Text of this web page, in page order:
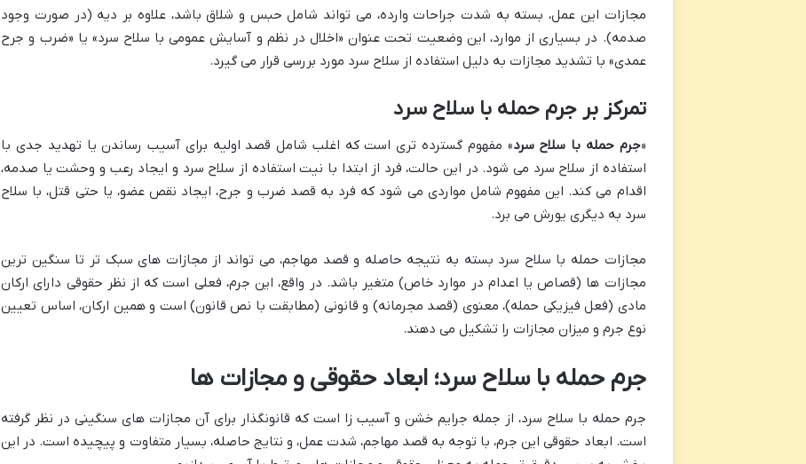
مجازات این عمل، بسته به شدت جراحات وارده، می تواند شامل حبس و شلاق باشد، علاوه بر دیه (در صورت وجود
صدمه). در بسیاری از موارد، این وضعیت تحت عنوان «اخلال در نظم و آسایش عمومی با سلاح سرد» یا «ضرب و جرح
عمدی» با تشدید مجازات به دلیل استفاده از سلاح سرد مورد بررسی قرار می گیرد.
تمرکز بر جرم حمله با سلاح سرد
«جرم حمله با سلاح سرد» مفهوم گسترده تری است که اغلب شامل قصد اولیه برای آسیب رساندن یا تهدید جدی با
استفاده از سلاح سرد می شود. در این حالت، فرد از ابتدا با نیت استفاده از سلاح سرد و ایجاد رعب و وحشت یا صدمه،
اقدام می کند. این مفهوم شامل مواردی می شود که فرد به قصد ضرب و جرح، ایجاد نقص عضو، یا حتی قتل، با سلاح
سرد به دیگری یورش می برد.
مجازات حمله با سلاح سرد بسته به نتیجه حاصله و قصد مهاجم، می تواند از مجازات های سبک تر تا سنگین ترین
مجازات ها (قصاص یا اعدام در موارد خاص) متغیر باشد. در واقع، این جرم، فعلی است که از نظر حقوقی دارای ارکان
مادی (فعل فیزیکی حمله)، معنوی (قصد مجرمانه) و قانونی (مطابقت با نص قانون) است و همین ارکان، اساس تعیین
نوع جرم و میزان مجازات را تشکیل می دهند.
جرم حمله با سلاح سرد؛ ابعاد حقوقی و مجازات ها
جرم حمله با سلاح سرد، از جمله جرایم خشن و آسیب زا است که قانونگذار برای آن مجازات های سنگینی در نظر گرفته
است. ابعاد حقوقی این جرم، با توجه به قصد مهاجم، شدت عمل، و نتایج حاصله، بسیار متفاوت و پیچیده است. در این